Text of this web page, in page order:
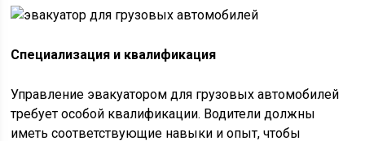
Специализация и квалификация
Управление эвакуатором для грузовых автомобилей
требует особой квалификации. Водители должны
иметь соответствующие навыки и опыт, чтобы